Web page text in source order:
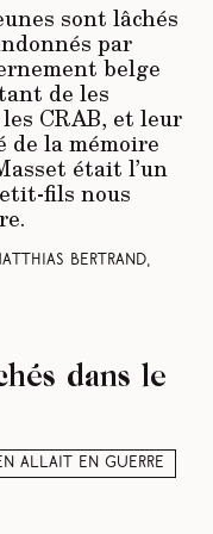
sont lâchés
par
belge
de les
CRAB, et leur
de la mémoire
était l’un
fils nous
Bertrand,
allait en guerre
dans le